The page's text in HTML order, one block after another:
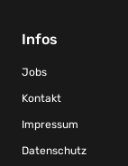
Infos
Jobs
Kontakt
Impressum
Datenschutz